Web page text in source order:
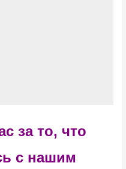
за то, что
с нашим